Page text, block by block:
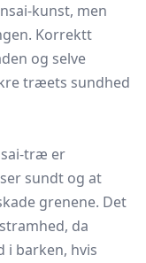
kunst, men
Korrektt
og selve
træets sundhed
træ er
sundt og at
grenene. Det
da
i barken, hvis